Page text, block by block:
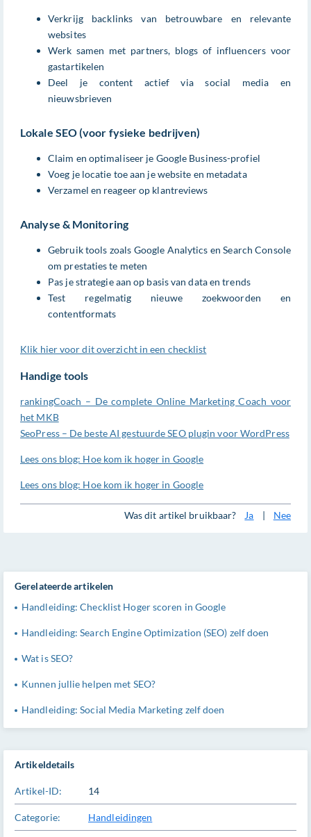
Verkrijg backlinks van betrouwbare en relevante
websites
Werk samen met partners, blogs of influencers voor
gastartikelen
Deel je content actief via social media en
nieuwsbrieven
Lokale SEO (voor fysieke bedrijven)
Claim en optimaliseer je Google Business-profiel
Voeg je locatie toe aan je website en metadata
Verzamel en reageer op klantreviews
Analyse & Monitoring
Gebruik tools zoals Google Analytics en Search Console
om prestaties te meten
Pas je strategie aan op basis van data en trends
Test regelmatig nieuwe zoekwoorden en
contentformats
Klik hier voor dit overzicht in een checklist
Handige tools
rankingCoach – De complete Online Marketing Coach voor
het MKB
SeoPress – De beste AI gestuurde SEO plugin voor WordPress
Lees ons blog: Hoe kom ik hoger in Google
Lees ons blog: Hoe kom ik hoger in Google
Was dit artikel bruikbaar? Ja | Nee
Artikeldetails
Artikel-ID: 14
Categorie: Handleidingen
Gerelateerde artikelen
Handleiding: Checklist Hoger scoren in Google
Handleiding: Search Engine Optimization (SEO) zelf doen
Wat is SEO?
Kunnen jullie helpen met SEO?
Handleiding: Social Media Marketing zelf doen